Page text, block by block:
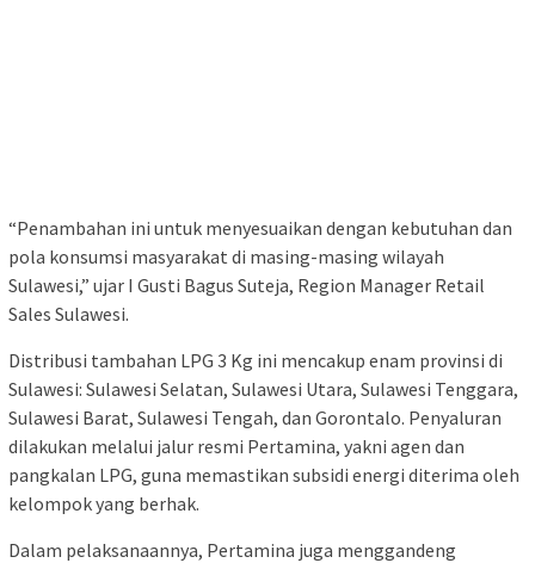
“Penambahan ini untuk menyesuaikan dengan kebutuhan dan
pola konsumsi masyarakat di masing-masing wilayah
Sulawesi,” ujar I Gusti Bagus Suteja, Region Manager Retail
Sales Sulawesi.
Distribusi tambahan LPG 3 Kg ini mencakup enam provinsi di
Sulawesi: Sulawesi Selatan, Sulawesi Utara, Sulawesi Tenggara,
Sulawesi Barat, Sulawesi Tengah, dan Gorontalo. Penyaluran
dilakukan melalui jalur resmi Pertamina, yakni agen dan
pangkalan LPG, guna memastikan subsidi energi diterima oleh
kelompok yang berhak.
Dalam pelaksanaannya, Pertamina juga menggandeng